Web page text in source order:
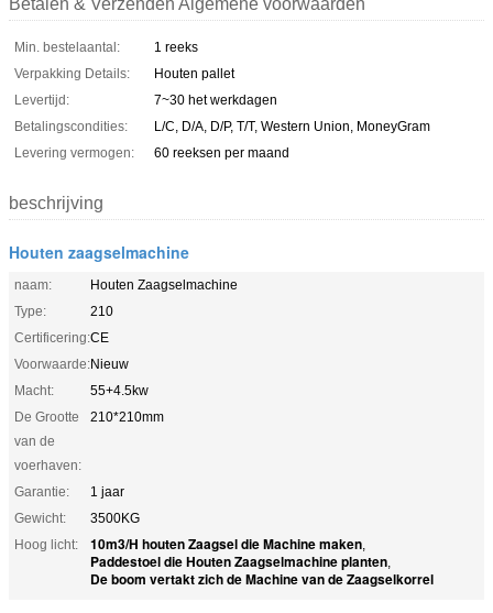
Min. bestelaantal:
1 reeks
Verpakking Details:
Houten pallet
Levertijd:
7~30 het werkdagen
Betalingscondities:
L/C, D/A, D/P, T/T, Western Union, MoneyGram
Levering vermogen:
60 reeksen per maand
beschrijving
Houten zaagselmachine
naam:
Houten Zaagselmachine
Type:
210
Certificering:CE
Voorwaarde:Nieuw
Macht:
55+4.5kw
De Grootte
van de
voerhaven:
210*210mm
Garantie:
1 jaar
Gewicht:
3500KG
Hoog licht:
10m3/H houten Zaagsel die Machine maken,
Paddestoel die Houten Zaagselmachine planten,
De boom vertakt zich de Machine van de Zaagselkorrel